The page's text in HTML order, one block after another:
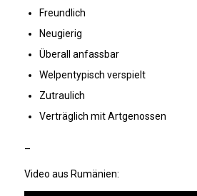
Freundlich
Neugierig
Überall anfassbar
Welpentypisch verspielt
Zutraulich
Verträglich mit Artgenossen
–
Video aus Rumänien: